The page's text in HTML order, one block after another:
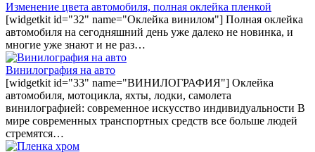
Изменение цвета автомобиля, полная оклейка пленкой
[widgetkit id="32" name="Оклейка винилом"] Полная оклейка
автомобиля на сегодняшний день уже далеко не новинка, и
многие уже знают и не раз…
Винилография на авто
[widgetkit id="33" name="ВИНИЛОГРАФИЯ"] Оклейка
автомобиля, мотоцикла, яхты, лодки, самолета
винилографией: современное искусство индивидуальности В
мире современных транспортных средств все больше людей
стремятся…